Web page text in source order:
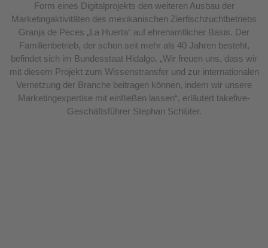
Form eines Digitalprojekts den weiteren Ausbau der
Marketingaktivitäten des mexikanischen Zierfischzuchtbetriebs
Granja de Peces „La Huerta“ auf ehrenamtlicher Basis. Der
Familienbetrieb, der schon seit mehr als 40 Jahren besteht,
befindet sich im Bundesstaat Hidalgo. „Wir freuen uns, dass wir
mit diesem Projekt zum Wissenstransfer und zur internationalen
Vernetzung der Branche beitragen können, indem wir unsere
Marketingexpertise mit einfließen lassen“, erläutert takefive-
Geschäftsführer Stephan Schlüter.